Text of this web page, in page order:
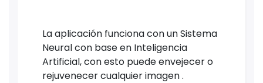
La aplicación funciona con un Sistema
Neural con base en Inteligencia
Artificial, con esto puede envejecer o
rejuvenecer cualquier imagen .